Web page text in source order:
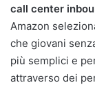
call center
Amazon
che giovani
più semplici e
attraverso dei